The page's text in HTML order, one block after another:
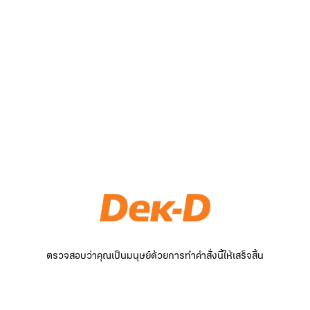
ตรวจสอบว่าคุณเป็นมนุษย์ด้วยการทำคำสั่งนี้ให้เสร็จสิ้น